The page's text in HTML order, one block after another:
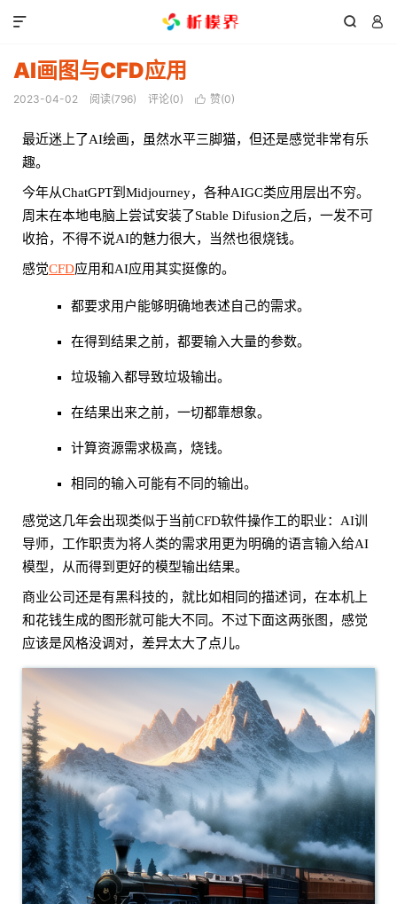
 

AI画图与CFD应用
2023-04-02 阅读(796) 评论(0)  赞(0)
最近迷上了AI绘画，虽然水平三脚猫，但还是感觉非常有乐
趣。
今年从ChatGPT到Midjourney，各种AIGC类应用层出不穷。
周末在本地电脑上尝试安装了Stable Difusion之后，一发不可
收拾，不得不说AI的魅力很大，当然也很烧钱。
感觉CFD应用和AI应用其实挺像的。
都要求用户能够明确地表述自己的需求。
在得到结果之前，都要输入大量的参数。
垃圾输入都导致垃圾输出。
在结果出来之前，一切都靠想象。
计算资源需求极高，烧钱。
相同的输入可能有不同的输出。
感觉这几年会出现类似于当前CFD软件操作工的职业：AI训
导师，工作职责为将人类的需求用更为明确的语言输入给AI
模型，从而得到更好的模型输出结果。
商业公司还是有黑科技的，就比如相同的描述词，在本机上
和花钱生成的图形就可能大不同。不过下面这两张图，感觉
应该是风格没调对，差异太大了点儿。